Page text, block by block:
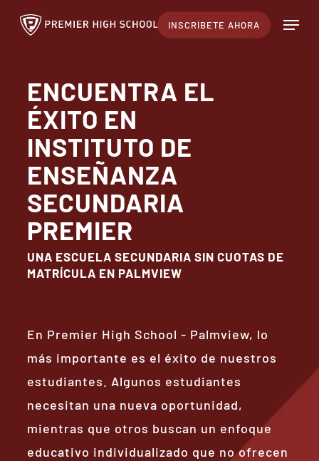
principal
INSCRÍBETE AHORA Menú
ENCUENTRA EL
ÉXITO EN
INSTITUTO DE
ENSEÑANZA
SECUNDARIA
PREMIER
UNA ESCUELA SECUNDARIA SIN CUOTAS DE
MATRÍCULA EN PALMVIEW
En Premier High School - Palmview, lo
más importante es el éxito de nuestros
estudiantes. Algunos estudiantes
necesitan una nueva oportunidad,
mientras que otros buscan un enfoque
educativo individualizado que no ofrecen